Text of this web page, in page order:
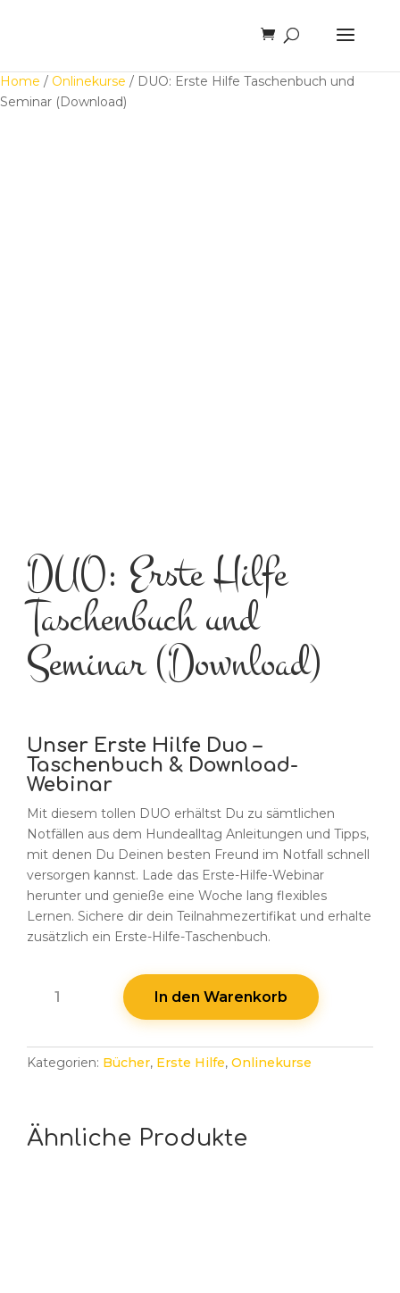
Home / Onlinekurse / DUO: Erste Hilfe Taschenbuch und
Seminar (Download)
DUO: Erste Hilfe
Taschenbuch und
Seminar (Download)
Unser Erste Hilfe Duo –
Taschenbuch & Download-
Webinar
Mit diesem tollen DUO erhältst Du zu sämtlichen
Notfällen aus dem Hundealltag Anleitungen und Tipps,
mit denen Du Deinen besten Freund im Notfall schnell
versorgen kannst. Lade das Erste-Hilfe-Webinar
herunter und genieße eine Woche lang flexibles
Lernen. Sichere dir dein Teilnahmezertifikat und erhalte
zusätzlich ein Erste-Hilfe-Taschenbuch.
Erste
Taschenbuch
und
Menge
In den Warenkorb
Kategorien: Bücher, Erste Hilfe, Onlinekurse
Ähnliche Produkte